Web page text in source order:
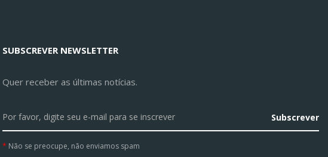
SUBSCREVER NEWSLETTER
Quer receber as últimas notícias.
Subscrever
Não se preocupe, não enviamos spam